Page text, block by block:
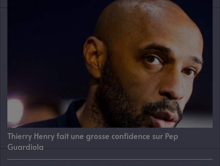
Thierry Henry fait une grosse confidence sur Pep
Guardiola